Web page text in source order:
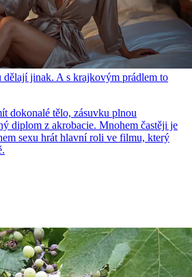
dělají jinak. A s krajkovým prádlem to
dokonalé tělo, zásuvku plnou
diplom z akrobacie. Mnohem častěji je
sexu hrát hlavní roli ve filmu, který